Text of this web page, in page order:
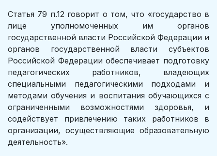
Статья 79 п.12 говорит о том, что «государство в
лице уполномоченных им органов
государственной власти Российской Федерации и
органов госу­дарственной власти субъектов
Российской Федерации обеспечивает подготов­ку
педагогических работников, владеющих
специальными педагогическими подходами и
методами обучения и воспитания обучающихся с
ограниченны­ми возможностями здоровья, и
содействует привлечению таких работников в
организации, осуществляющие образовательную
деятельность».